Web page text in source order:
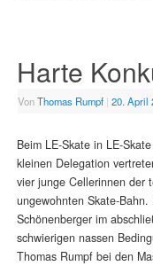
Harte
VonThomas Rumpf | 20. April
Beim LE-Skate in LE-
kleinen Delegation
vier junge Cellerinnen der
ungewohnten Skate-
Schönenberger im
schwierigen nassen
Thomas Rumpf bei den